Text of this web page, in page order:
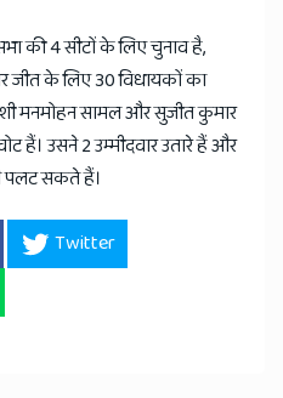
की 4 सीटों के लिए चुनाव है,
जीत के लिए 30 विधायकों का
मनमोहन सामल और सुजीत कुमार
हैं। उसने 2 उम्मीदवार उतारे हैं और
पलट सकते हैं।
Twitter